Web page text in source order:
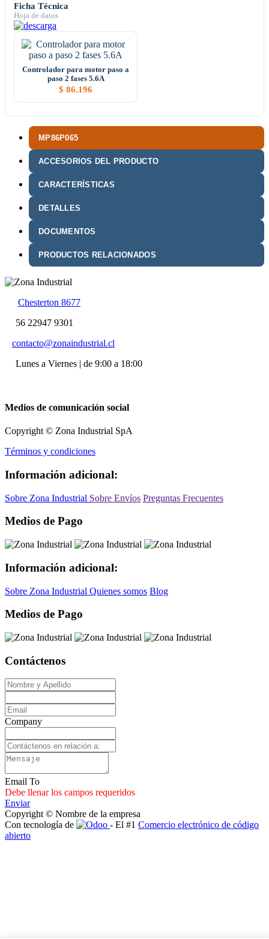
MP86P065
ACCESORIOS DEL PRODUCTO
CARACTERÍSTICAS
DETALLES
DOCUMENTOS
PRODUCTOS RELACIONADOS
Ficha Técnica
Hoja de datos
Controlador para motor paso a
paso 2 fases 5.6A
$ 86.196
Chesterton 8677
56 22947 9301
contacto@zonaindustrial.cl
Lunes a Viernes | de 9:00 a 18:00
Medios de comunicación social
Copyright © Zona Industrial SpA
Términos y condiciones
Información adicional:
Sobre Zona Industrial Sobre Envíos Preguntas Frecuentes
Medios de Pago
Información adicional:
Sobre Zona Industrial Quienes somos Blog
Medios de Pago
Contáctenos
Company
Email To
Debe llenar los campos requeridos
Enviar
Copyright © Nombre de la empresa
Con tecnología de
- El #1 Comercio electrónico de código
abierto